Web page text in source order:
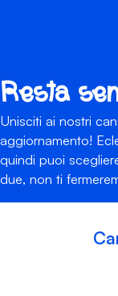
Resta
Unisciti ai nostri
aggiornamento!
quindi puoi
due, non ti